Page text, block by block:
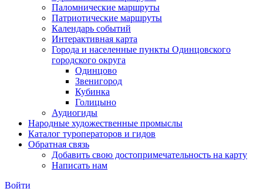
Паломнические маршруты
Патриотические маршруты
Календарь событий
Интерактивная карта
Города и населенные пункты Одинцовского
городского округа
Одинцово
Звенигород
Кубинка
Голицыно
Аудиогиды
Народные художественные промыслы
Каталог туроператоров и гидов
Обратная связь
Добавить свою достопримечательность на карту
Написать нам
Войти